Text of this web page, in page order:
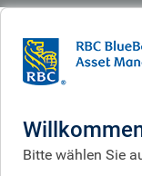
What we think
Analysen
Bitte wählen Sie